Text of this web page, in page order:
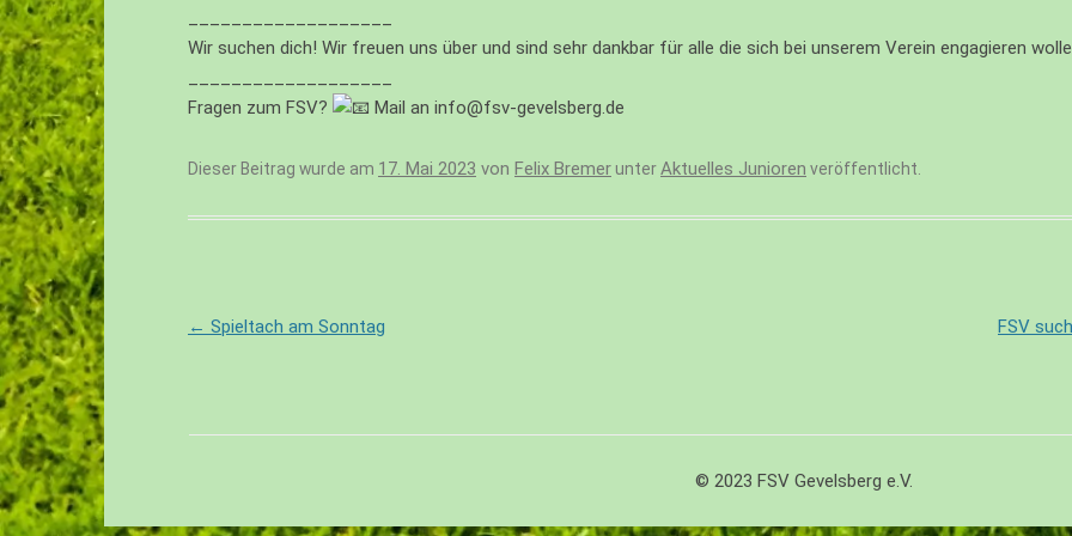
Wir suchen dich! Wir freuen uns über und sind sehr dankbar für alle die sich bei unserem Verein engagieren
Fragen zum FSV?
Mail an info@fsv-gevelsberg.de
Dieser Beitrag wurde am 17. Mai 2023 von Felix BremerunterAktuelles Junioren veröffentlicht.
Beitragsnavigation
← Spieltach am Sonntag FSV
© 2023 FSV Gevelsberg e.V.